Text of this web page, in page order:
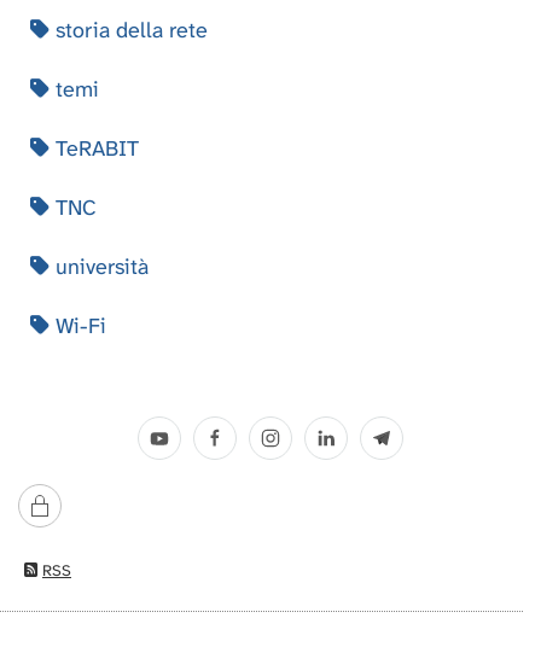
storia della rete
temi
TeRABIT
TNC
università
Wi-Fi
RSS